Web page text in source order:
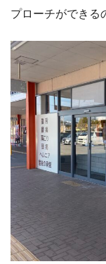
プローチができる